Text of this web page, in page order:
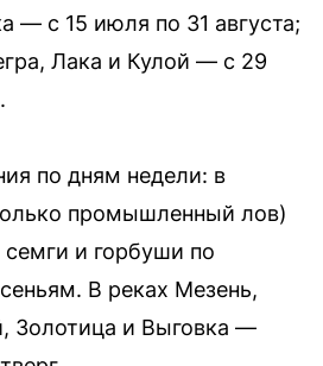
— с 15 июля по 31 августа;
Лака и Кулой — с 29
по дням недели: в
промышленный лов)
и горбуши по
В реках Мезень,
Золотица и Выговка —